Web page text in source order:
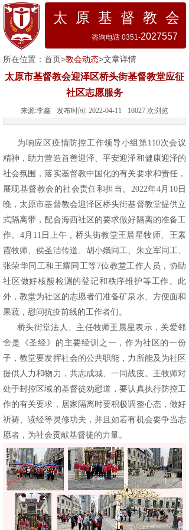
太 原 基 督 教 会
咨询电话 0351-2027557
所在位置： 首页>教会动态>文章详情
太原市基督教会迎泽区桥头街基督教堂应征
社区志愿服务
来源:李鑫 发布时间: 2022-04-11 10027 次浏览
为响应区疫情防控工作领导小组第110次会议
精神，助力营造首善迎泽、平安迎泽和健康迎泽的
社会氛围，落实基督教中国化的有关要求和责任，
展现基督教会的社会责任和担当。2022年4月10日
晚，太原市基督教会迎泽区桥头街基督教堂提供立
式隔离带，配合海西社区的要求做好隔离的准备工
作。4月11日上午，桥头街教堂王晨星牧师、王素
霞牧师、侯圣洁传道、胡小娥同工、朱立军同工、
张荣华同工和王耀同工等7位教堂工作人员，协助
社区做好核酸检测的登记和秩序维护等工作。此
外，教堂为社区的志愿者们准备矿泉水、方便面和
果蔬，慰问抗疫前线的工作者们。
桥头街堂法人、主任牧师王晨星表示，关爱邻
舍是《圣经》的主要经训之一，作为社区的一份
子，教堂要发挥社会的公共职能，力所能及为社区
提供人力和物力，共志成城、一同战疫。王牧师对
处于封控区域的基督徒劝慰道，要认真执行防控工
作的有关要求，居家隔离时要积极调整心态，做好
祈祷、读经等灵修功夫，并且如若有机会要争当志
愿者，为社会贡献基督徒的力量。